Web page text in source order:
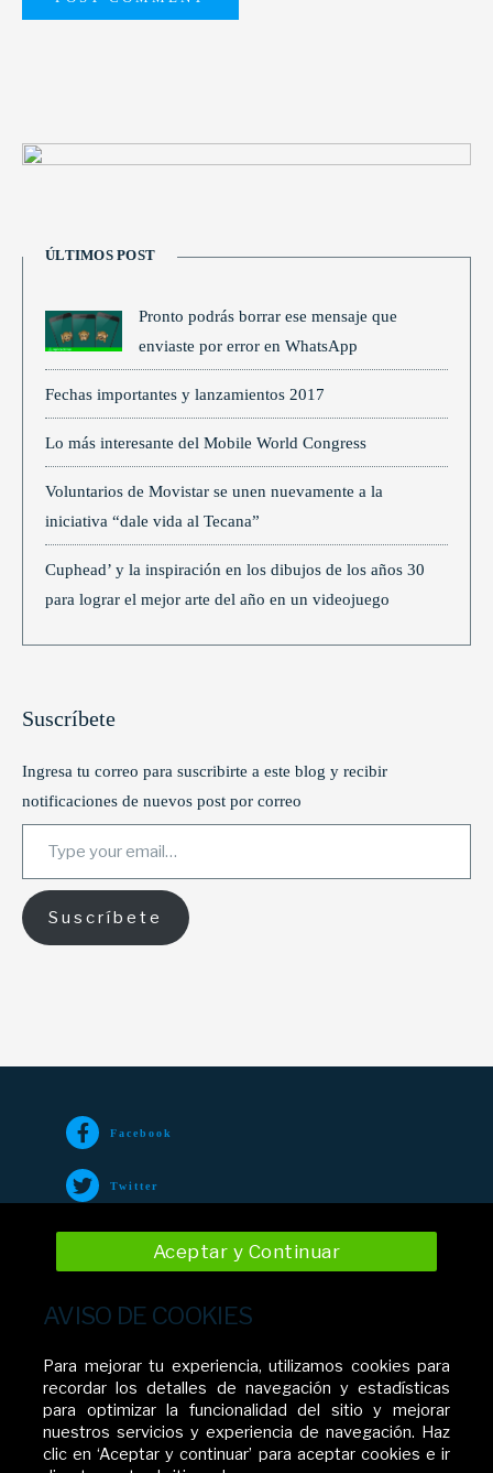
ÚLTIMOS POST
Pronto podrás borrar ese mensaje que
enviaste por error en WhatsApp
Fechas importantes y lanzamientos 2017
Lo más interesante del Mobile World Congress
Voluntarios de Movistar se unen nuevamente a la
iniciativa “dale vida al Tecana”
Cuphead’ y la inspiración en los dibujos de los años 30
para lograr el mejor arte del año en un videojuego
Suscríbete
Ingresa tu correo para suscribirte a este blog y recibir
notificaciones de nuevos post por correo
Type your email…
Suscríbete
Facebook
Twitter
Movistar El Salvador
AVISO DE COOKIES
Para mejorar tu experiencia, utilizamos cookies para
recordar los detalles de navegación y estadísticas
para optimizar la funcionalidad del sitio y mejorar
nuestros servicios y experiencia de navegación. Haz
clic en ‘Aceptar y continuar’ para aceptar cookies e ir
Aceptar y Continuar